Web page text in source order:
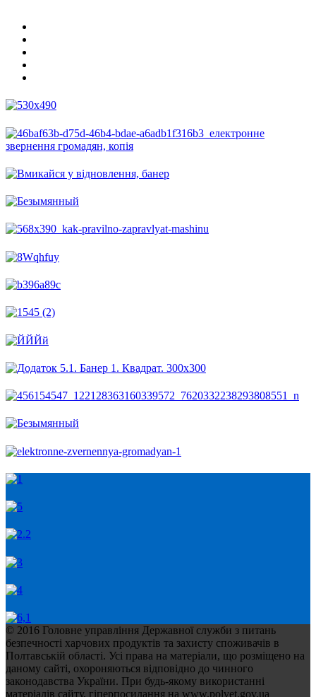
© 2016 Головне управління Державної служби з питань
безпечності харчових продуктів та захисту споживачів в
Полтавській області. Усі права на матеріали, що розміщено на
даному сайті, охороняються відповідно до чинного
законодавства України. При будь-якому використанні
матеріалів сайту, гіперпосилання на www.polvet.gov.ua